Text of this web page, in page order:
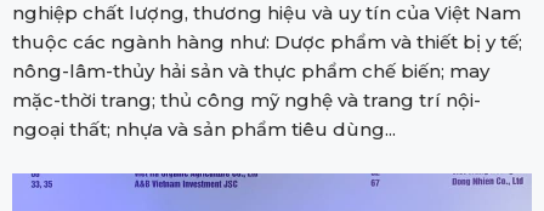
nghiệp chất lượng, thương hiệu và uy tín của Việt Nam
thuộc các ngành hàng như: Dược phẩm và thiết bị y tế;
nông-lâm-thủy hải sản và thực phẩm chế biến; may
mặc-thời trang; thủ công mỹ nghệ và trang trí nội-
ngoại thất; nhựa và sản phẩm tiêu dùng...